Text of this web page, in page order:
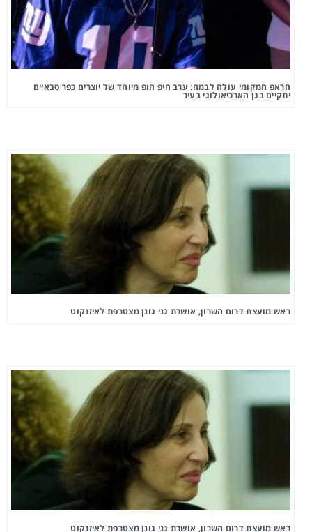
הראפ המקומי עולה לבמה: ערב היפ הופ מיוחד של יוצרים כפר סבאיים
יתקיים בגן הארכיאולוגי בעיר
ראש מועצת דרום השרון, אושרת גני גונן מצטרפת לאיזנקוט
ראש מועצת דרום השרון, אושרת גני גונן מצטרפת לאיזנקוט